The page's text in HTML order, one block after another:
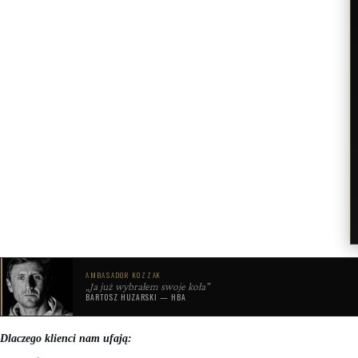
AMBASADOR KOZZAK
„Ja już wybrałem swoje koła"
BARTOSZ HUZARSKI — HBA
Dlaczego klienci nam ufają: